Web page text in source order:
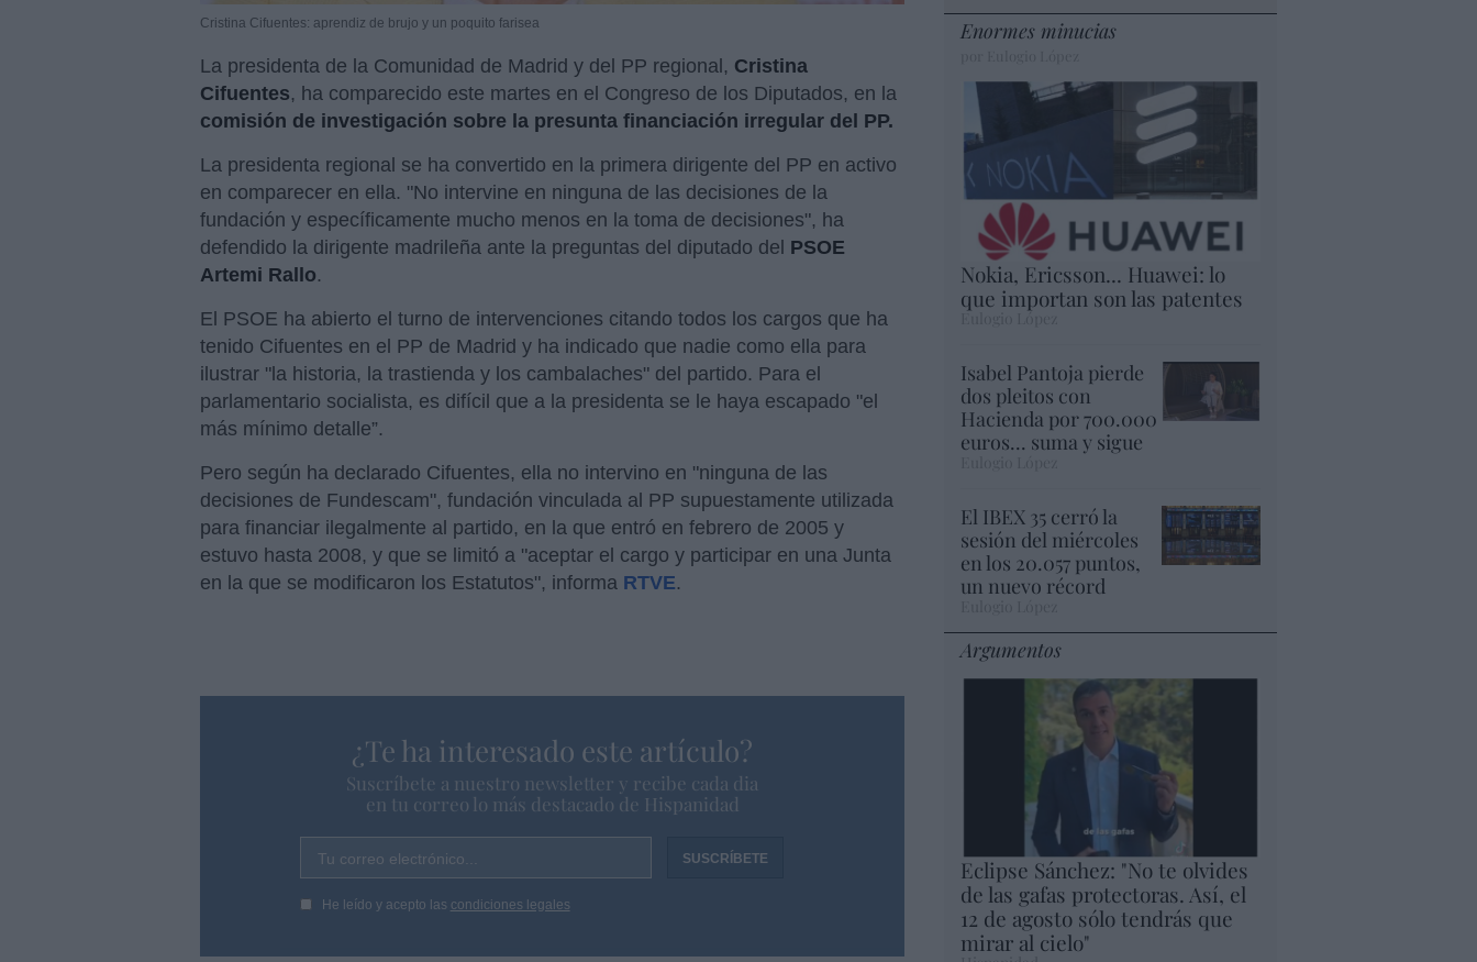
Cristina Cifuentes: aprendiz de brujo y un poquito farisea
La presidenta de la Comunidad de Madrid y del PP regional, Cristina
Cifuentes, ha comparecido este martes en el Congreso de los Diputados, en la
comisión de investigación sobre la presunta financiación irregular del PP.
La presidenta regional se ha convertido en la primera dirigente del PP en activo
en comparecer en ella. "No intervine en ninguna de las decisiones de la
fundación y específicamente mucho menos en la toma de decisiones", ha
defendido la dirigente madrileña ante la preguntas del diputado del PSOE
Artemi Rallo.
El PSOE ha abierto el turno de intervenciones citando todos los cargos que ha
tenido Cifuentes en el PP de Madrid y ha indicado que nadie como ella para
ilustrar "la historia, la trastienda y los cambalaches" del partido. Para el
parlamentario socialista, es difícil que a la presidenta se le haya escapado "el
más mínimo detalle”.
Pero según ha declarado Cifuentes, ella no intervino en "ninguna de las
decisiones de Fundescam", fundación vinculada al PP supuestamente utilizada
para financiar ilegalmente al partido, en la que entró en febrero de 2005 y
estuvo hasta 2008, y que se limitó a "aceptar el cargo y participar en una Junta
en la que se modificaron los Estatutos", informa RTVE.
¿Te ha interesado este artículo?
Suscríbete a nuestro newsletter y recibe cada dia
en tu correo lo más destacado de Hispanidad
Tu correo electrónico...
He leído y acepto las condiciones legales
Enormes minucias
Nokia, Ericsson... Huawei: lo
que importan son las patentes
Eulogio López
Isabel Pantoja pierde
dos pleitos con
Hacienda por 700.000
euros... suma y sigue
El IBEX 35 cerró la
sesión del miércoles
en los 20.057 puntos,
un nuevo récord
Argumentos
Eclipse Sánchez: "No te olvides
de las gafas protectoras. Así, el
12 de agosto sólo tendrás que
mirar al cielo"